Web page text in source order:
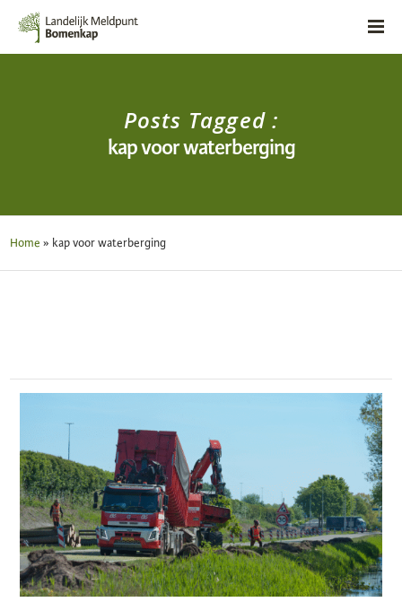
Posts Tagged :
kap voor waterberging
Home » kap voor waterberging